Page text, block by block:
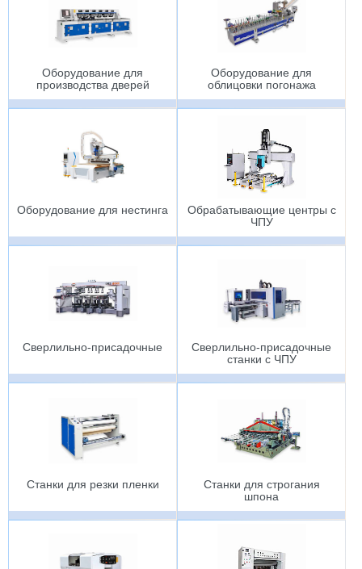
Оборудование для
производства дверей
Оборудование для
облицовки погонажа
Оборудование для нестинга
Обрабатывающие центры с
ЧПУ
Сверлильно-присадочные
Сверлильно-присадочные
станки с ЧПУ
Станки для резки пленки
Станки для строгания
шпона